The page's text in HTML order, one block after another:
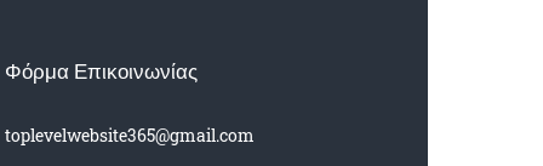
Φόρμα Επικοινωνίας
toplevelwebsite365@gmail.com